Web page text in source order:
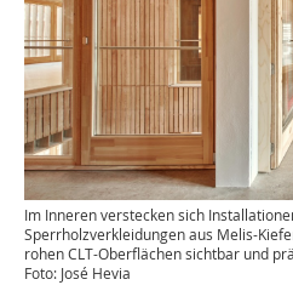
Im Inneren verstecken sich
Sperrholzverkleidungen aus Melis-
rohen CLT-Oberflächen sichtbar und
Foto: José Hevia